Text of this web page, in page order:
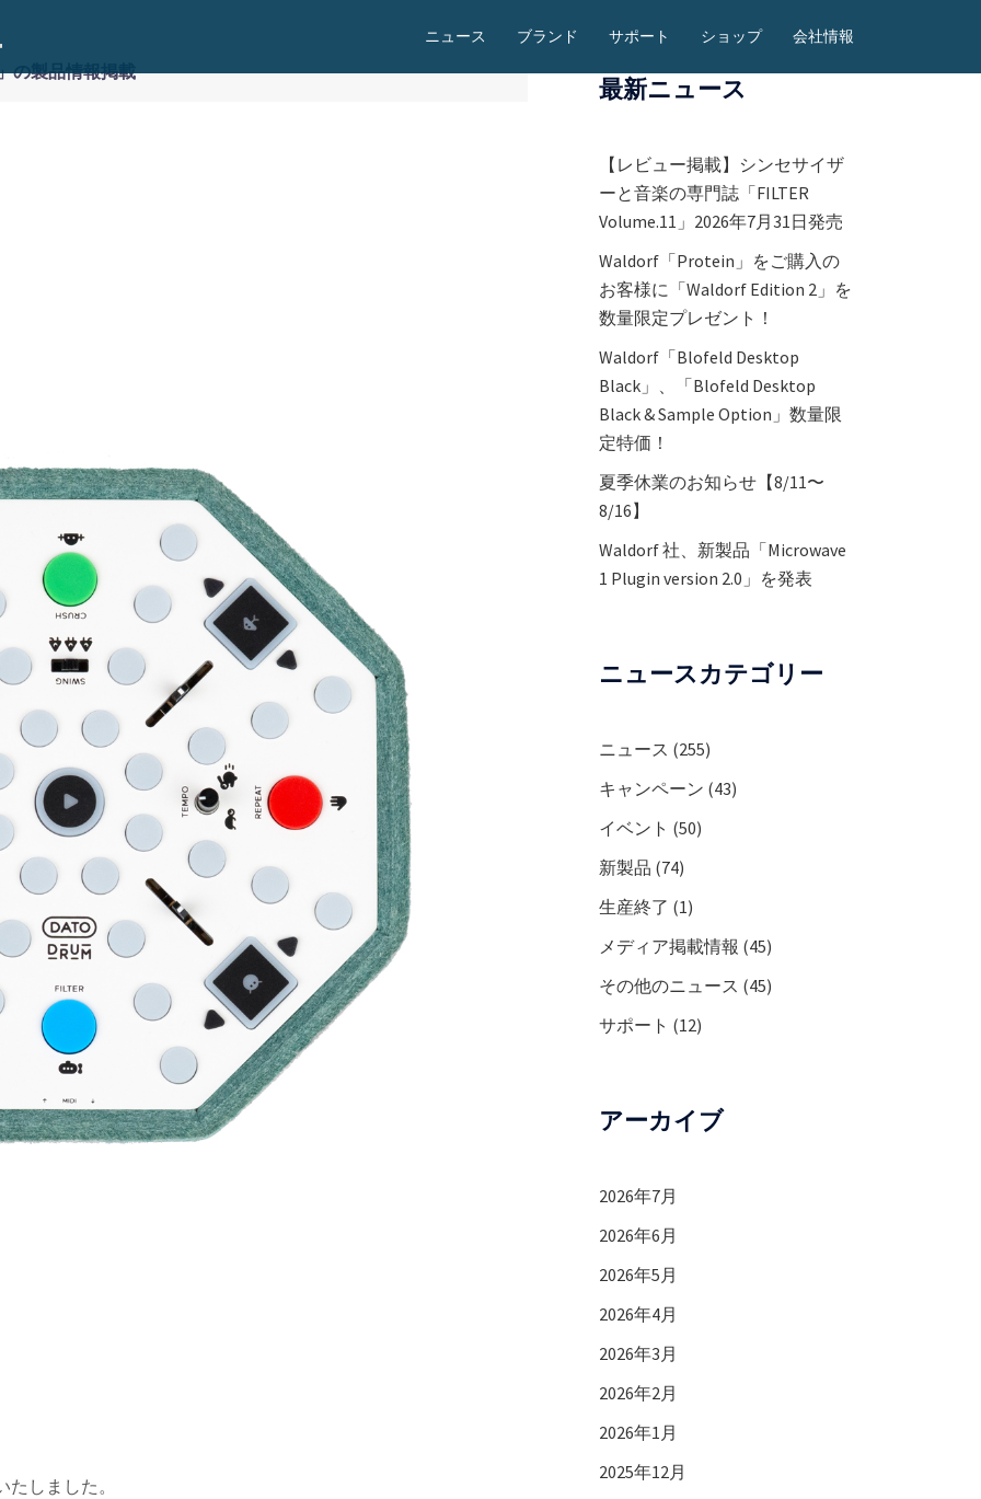
ニュース ブランド サポート ショップ 会社情報
の製品情報掲載
しました。
最新ニュース
【レビュー掲載】シンセサイザ
ーと音楽の専門誌「FILTER
Volume.11」2026年7月31日発売
Waldorf「Protein」をご購入の
お客様に「Waldorf Edition 2」を
数量限定プレゼント！
Waldorf「Blofeld Desktop
Black」、「Blofeld Desktop
Black & Sample Option」数量限
定特価！
夏季休業のお知らせ【8/11〜
8/16】
Waldorf 社、新製品「Microwave
1 Plugin version 2.0」を発表
ニュースカテゴリー
ニュース (255)
キャンペーン (43)
イベント (50)
新製品 (74)
生産終了 (1)
メディア掲載情報 (45)
その他のニュース (45)
サポート (12)
アーカイブ
2026年7月
2026年6月
2026年5月
2026年4月
2026年3月
2026年2月
2026年1月
2025年12月